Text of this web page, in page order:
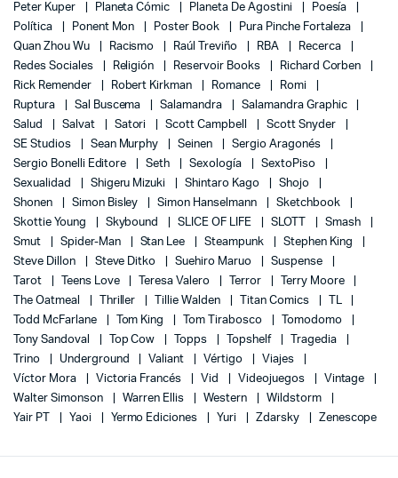
Peter Kuper
Planeta Cómic Planeta De Agostini
Poesía
Política
Ponent Mon Poster Book
Pura Pinche Fortaleza
Quan Zhou Wu
Racismo Raúl Treviño RBA
Recerca
Redes Sociales
Religión Reservoir Books
Richard Corben
Rick Remender
Robert Kirkman Romance
Romi
Ruptura
Sal Buscema Salamandra
Salamandra Graphic
Salud
Salvat Satori Scott Campbell
Scott Snyder
SE Studios
Sean Murphy Seinen
Sergio Aragonés
Sergio Bonelli Editore
Seth Sexología
SextoPiso
Sexualidad
Shigeru Mizuki Shintaro Kago
Shojo
Shonen
Simon Bisley Simon Hanselmann
Sketchbook
Skottie Young
Skybound SLICE OF LIFE SLOTT
Smash
Smut
Spider-Man Stan Lee Steampunk
Stephen King
Steve Dillon
Steve Ditko Suehiro Maruo
Suspense
Tarot
Teens Love Teresa Valero Terror
Terry Moore
The Oatmeal
Thriller Tillie Walden Titan Comics
TL
Todd McFarlane
Tom King Tom Tirabosco
Tomodomo
Tony Sandoval
Top Cow Topps Topshelf
Tragedia
Trino
Underground Valiant Vértigo
Viajes
Víctor Mora
Victoria Francés Vid Videojuegos
Vintage
Walter Simonson
Warren Ellis Western
Wildstorm
Yair PT
Yaoi Yermo Ediciones Yuri Zdarsky Zenescope